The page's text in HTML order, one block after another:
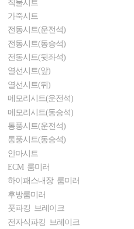
가죽시트
전동시트(운전석)
전동시트(동승석)
전동시트(뒷좌석)
열선시트(앞)
열선시트(뒤)
메모리시트(운전석)
메모리시트(동승석)
통풍시트(운전석)
통풍시트(동승석)
안마시트
ECM 룸미러
하이패스내장 룸미러
후방룸미러
풋파킹 브레이크
전자식파킹 브레이크